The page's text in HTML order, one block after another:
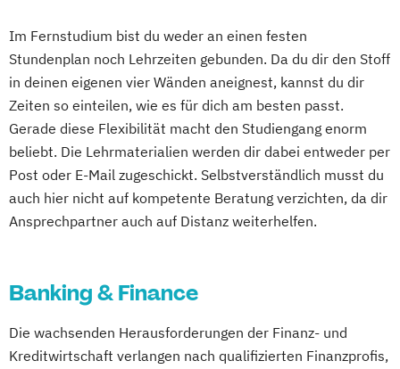
Customer Centricity
Cyber Security (DE/EN)
Data Management (DE/EN)
DevOps und Cloud Computing (DE/EN)
Digital Business (DE/EN)
Digital Business Management
Digital Entrepreneurship Digital Health
Digital Innovation and Intrapreneurship
(DE/EN)
Digital Transformation Management -
Gesundheitswesen
Digitale Betriebswirtschaftslehre
Digitale Transformation Diätetik
Im Fernstudium bist du weder an einen festen
Stundenplan noch Lehrzeiten gebunden. Da du dir den Stoff
in deinen eigenen vier Wänden aneignest, kannst du dir
Zeiten so einteilen, wie es für dich am besten passt.
Gerade diese Flexibilität macht den Studiengang enorm
beliebt. Die Lehrmaterialien werden dir dabei entweder per
Post oder E-Mail zugeschickt. Selbstverständlich musst du
auch hier nicht auf kompetente Beratung verzichten, da dir
Ansprechpartner auch auf Distanz weiterhelfen.
Banking & Finance
Die wachsenden Herausforderungen der Finanz- und
Kreditwirtschaft verlangen nach qualifizierten Finanzprofis,